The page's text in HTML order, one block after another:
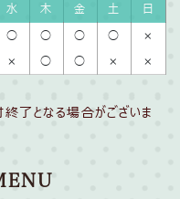
水 木 金 土
日
◯ ◯ ◯ ◯
×
× ◯ ◯ × ×
了となる場合がございま